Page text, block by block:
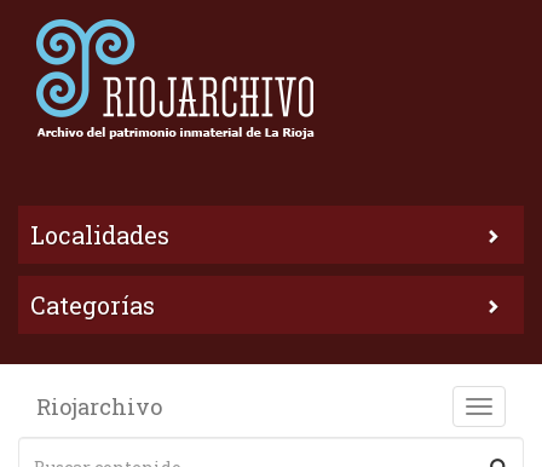
Localidades
Categorías
Toggle
Riojarchivo